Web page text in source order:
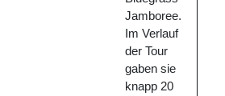
Jamboree.
Im Verlauf
der Tour
gaben sie
knapp 20